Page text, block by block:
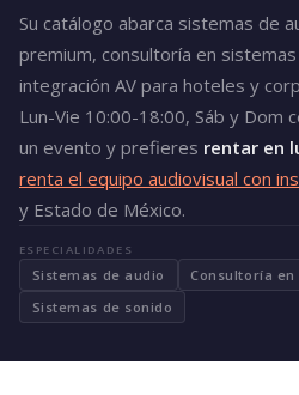
Su catálogo abarca sistemas de
premium, consultoría en
integración AV para hoteles y
Lun-Vie 10:00-18:00, Sáb y Dom
un evento y prefieres rentar en
renta el equipo audiovisual con
y Estado de México.
ESPECIALIDADES
Sistemas de audio Consultoría
Sistemas de sonido